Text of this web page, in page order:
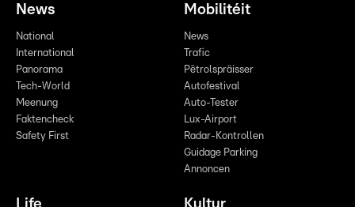
News
National
International
Panorama
Tech-World
Meenung
Faktencheck
Safety First
Mobilitéit
News
Trafic
Pëtrolspräisser
Autofestival
Auto-Tester
Lux-Airport
Radar-Kontrollen
Guidage Parking
Annoncen
Life Kultur